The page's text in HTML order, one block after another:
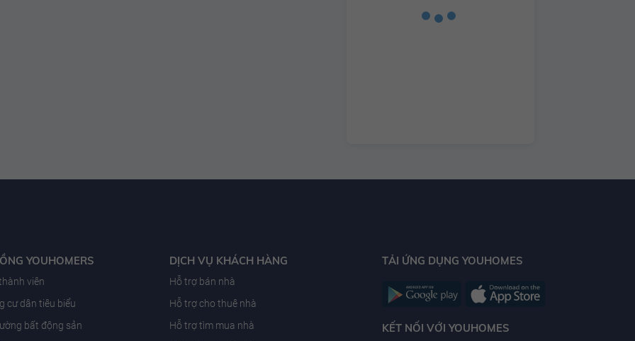
YOUHOMERS
viên
cư dân tiêu biểu
bất động sản
DỊCH VỤ KHÁCH HÀNG
Hỗ trợ bán nhà
Hỗ trợ cho thuê nhà
Hỗ trợ tìm mua nhà
TẢI ỨNG DỤNG YOUHOMES
KẾT NỐI VỚI YOUHOMES